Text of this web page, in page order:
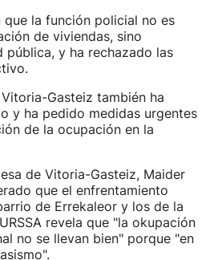
que la función policial no es
de viviendas, sino
pública, y ha rechazado las
Gasteiz también ha
y ha pedido medidas urgentes
de la ocupación en la
de Vitoria-Gasteiz, Maider
que el enfrentamiento
de Errekaleor y los de la
revela que "la okupación
no se llevan bien" porque "en